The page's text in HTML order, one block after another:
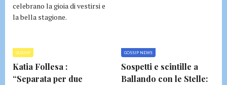
celebrano la gioia di vestirsi e
la bella stagione.
GOSSIP
Katia Follesa :
“Separata per due
GOSSIP NEWS
Sospetti e scintille a
Ballando con le Stelle: